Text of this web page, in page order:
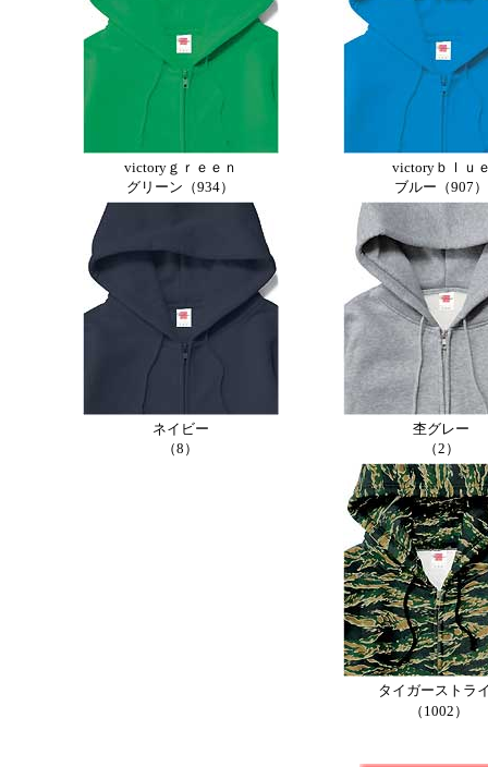
victoryｇｒｅｅｎ
グリーン（934）
victoryｂｌｕ
ブルー（907）
ネイビー
（8）
杢グレー
（2）
タイガーストラ
（1002）